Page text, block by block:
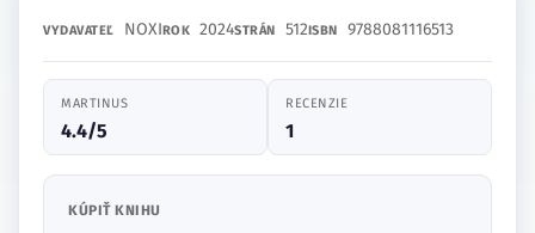
VYDAVATEĽ NOXIROK 2024STRÁN 512ISBN 9788081116513
MARTINUS
4.4/5
RECENZIE
1
KÚPIŤ KNIHU